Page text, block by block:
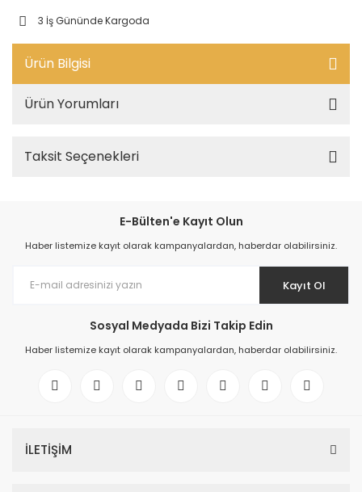
3 İş Gününde Kargoda
Ürün Bilgisi
Ürün Yorumları
Taksit Seçenekleri
E-Bülten'e Kayıt Olun
Haber listemize kayıt olarak kampanyalardan, haberdar olabilirsiniz.
Kayıt Ol
Sosyal Medyada Bizi Takip Edin
Haber listemize kayıt olarak kampanyalardan, haberdar olabilirsiniz.
İLETİŞİM